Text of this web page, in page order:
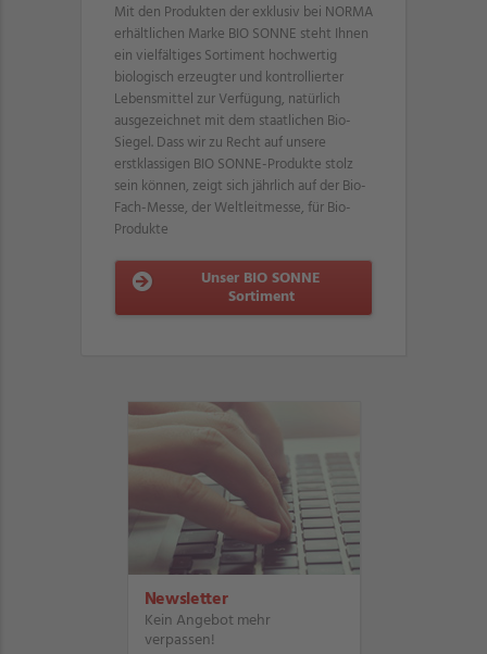
Mit den Produkten der exklusiv bei NORMA
erhältlichen Marke BIO SONNE steht Ihnen
ein vielfältiges Sortiment hochwertig
biologisch erzeugter und kontrollierter
Lebensmittel zur Verfügung, natürlich
ausgezeichnet mit dem staatlichen Bio-
Siegel. Dass wir zu Recht auf unsere
erstklassigen BIO SONNE-Produkte stolz
sein können, zeigt sich jährlich auf der Bio-
Fach-Messe, der Weltleitmesse, für Bio-
Produkte
Unser BIO SONNE
Sortiment
Newsletter
Kein Angebot mehr
verpassen!